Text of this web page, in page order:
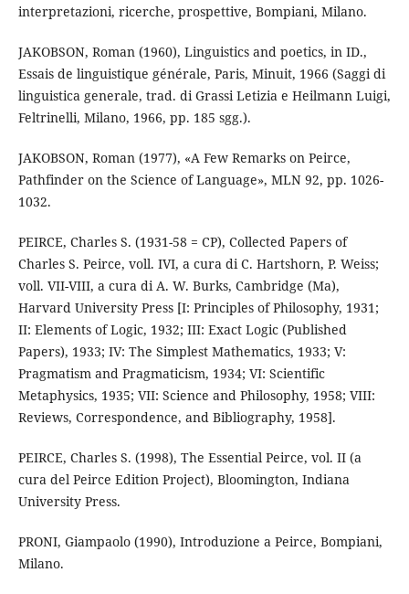
interpretazioni, ricerche, prospettive, Bompiani, Milano.
JAKOBSON, Roman (1960), Linguistics and poetics, in ID.,
Essais de linguistique générale, Paris, Minuit, 1966 (Saggi di
linguistica generale, trad. di Grassi Letizia e Heilmann Luigi,
Feltrinelli, Milano, 1966, pp. 185 sgg.).
JAKOBSON, Roman (1977), «A Few Remarks on Peirce,
Pathfinder on the Science of Language», MLN 92, pp. 1026-
1032.
PEIRCE, Charles S. (1931-58 = CP), Collected Papers of
Charles S. Peirce, voll. IVI, a cura di C. Hartshorn, P. Weiss;
voll. VII-VIII, a cura di A. W. Burks, Cambridge (Ma),
Harvard University Press [I: Principles of Philosophy, 1931;
II: Elements of Logic, 1932; III: Exact Logic (Published
Papers), 1933; IV: The Simplest Mathematics, 1933; V:
Pragmatism and Pragmaticism, 1934; VI: Scientific
Metaphysics, 1935; VII: Science and Philosophy, 1958; VIII:
Reviews, Correspondence, and Bibliography, 1958].
PEIRCE, Charles S. (1998), The Essential Peirce, vol. II (a
cura del Peirce Edition Project), Bloomington, Indiana
University Press.
PRONI, Giampaolo (1990), Introduzione a Peirce, Bompiani,
Milano.